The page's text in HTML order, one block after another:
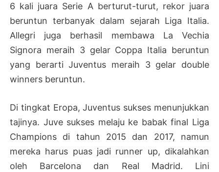
6 kali juara Serie A berturut-turut, rekor juara
beruntun terbanyak dalam sejarah Liga Italia.
Allegri juga berhasil membawa La Vechia
Signora meraih 3 gelar Coppa Italia beruntun
yang berarti Juventus meraih 3 gelar double
winners beruntun.
Di tingkat Eropa, Juventus sukses menunjukkan
tajinya. Juve sukses melaju ke babak final Liga
Champions di tahun 2015 dan 2017, namun
mereka harus puas jadi runner up, dikalahkan
oleh Barcelona dan Real Madrid. Lini